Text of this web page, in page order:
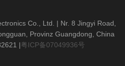
Co., Ltd. | Nr. 8 Jingyi Road,
Provinz Guangdong, China
|粤ICP备07049936号